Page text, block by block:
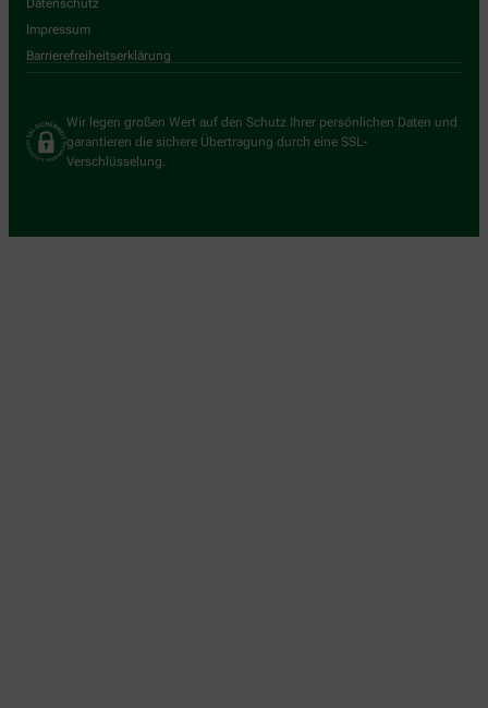
Impressum
Barrierefreiheitserklärung
Wir legen großen Wert auf den Schutz Ihrer persönlichen Daten und
garantieren die sichere Übertragung durch eine SSL-
Verschlüsselung.